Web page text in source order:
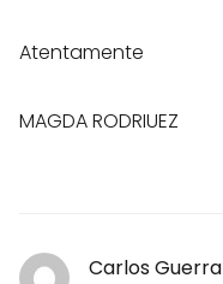
Atentamente
MAGDA RODRIUEZ
Carlos Guerra